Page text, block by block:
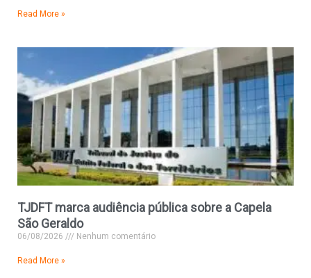
Read More »
TJDFT marca audiência pública sobre a Capela
São Geraldo
06/08/2026 Nenhum comentário
Read More »